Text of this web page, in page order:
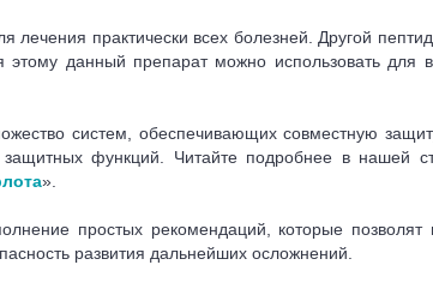
лечения практически всех болезней. Другой
данный препарат можно использовать для
систем, обеспечивающих совместную
функций. Читайте подробнее в нашей
».
простых рекомендаций, которые позволят
развития дальнейших осложнений.